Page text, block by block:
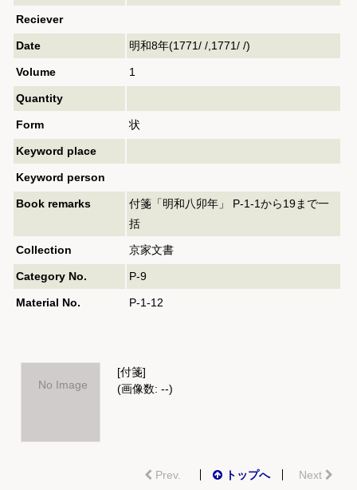
Reciever
Date 明和8年(1771/ /,1771/ /)
Volume 1
Quantity
Form 状
Keyword place
Keyword person
Book remarks
付箋「明和八卯年」 P-1-1から19まで一
括
Collection 京家文書
Category No. P-9
Material No. P-1-12
No Image
[付箋]
(画像数: --)
Prev. トップへ Next